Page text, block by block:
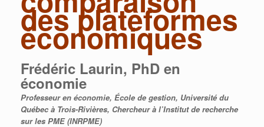
des plateformes
économiques
Frédéric Laurin, PhD en
économie
Professeur en économie, École de gestion, Université du
Québec à Trois-Rivières, Chercheur à l’Institut de recherche
sur les PME (INRPME)